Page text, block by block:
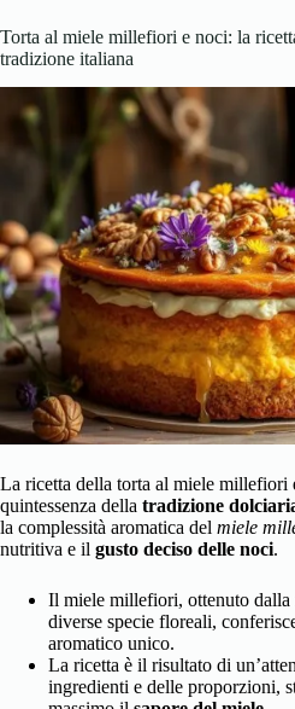
Torta al miele millefiori e noci: la
tradizione italiana
La ricetta della torta al miele millefiori
quintessenza della tradizione
la complessità aromatica del miele
nutritiva e il gusto deciso delle noci.
Il miele millefiori, ottenuto dalla
diverse specie floreali,
aromatico unico.
La ricetta è il risultato di
ingredienti e delle proporzioni,